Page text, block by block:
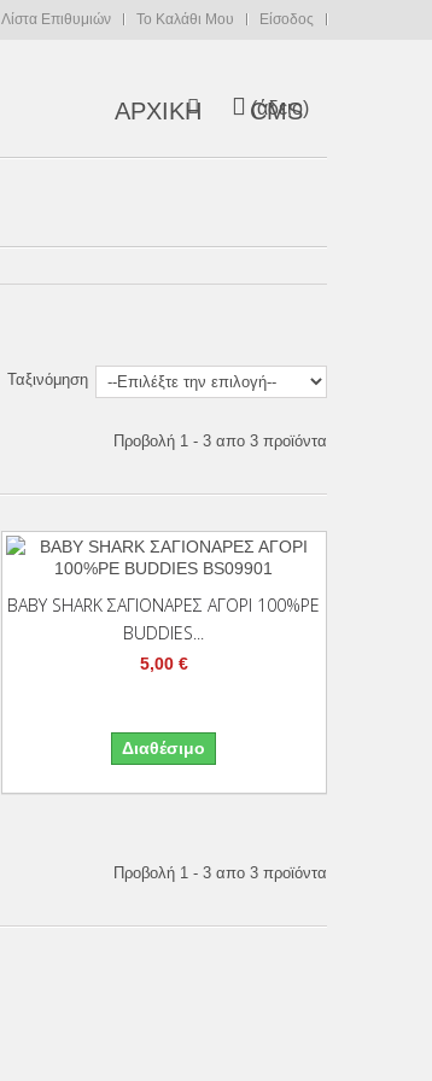
Λίστα Επιθυμιών Το Καλάθι Μου Είσοδος
ΑΡΧΙΚΗ CMS
(άδειο)
Ταξινόμηση
Προβολή 1 - 3 απο 3 προϊόντα
BABY SHARK ΣΑΓΙΟΝΑΡΕΣ ΑΓΟΡΙ 100%PE
BUDDIES...
5,00 €
Διαθέσιμο
Προβολή 1 - 3 απο 3 προϊόντα